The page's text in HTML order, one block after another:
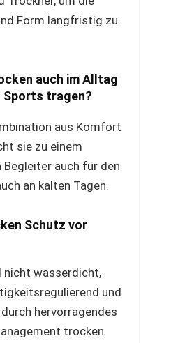
Form langfristig zu
auch im Alltag
Sports tragen?
aus Komfort
sie zu einem
Begleiter auch für den
an kalten Tagen.
Schutz vor
nicht wasserdicht,
und
hervorragendes
trocken